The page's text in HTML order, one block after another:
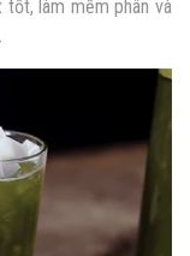
tốt, làm mềm phân và